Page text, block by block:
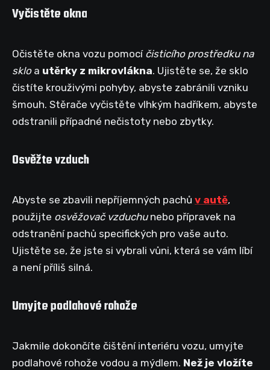
Vyčistěte okna
Očistěte okna vozu pomocí čisticího prostředku na
skloa utěrky z mikrovlákna. Ujistěte se, že sklo
čistíte krouživými pohyby, abyste zabránili vzniku
šmouh. Stěrače vyčistěte vlhkým hadříkem, abyste
odstranili případné nečistoty nebo zbytky.
Osvěžte vzduch
Abyste se zbavili nepříjemných pachů v autě,
použijte osvěžovač vzduchunebo přípravek na
odstranění pachů specifických pro vaše auto.
Ujistěte se, že jste si vybrali vůni, která se vám líbí
a není příliš silná.
Umyjte podlahové rohože
Jakmile dokončíte čištění interiéru vozu, umyjte
podlahové rohože vodou a mýdlem. Než je vložíte